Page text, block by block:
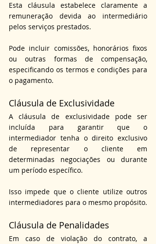
Esta cláusula estabelece claramente a
remuneração devida ao intermediário
pelos serviços prestados.
Pode incluir comissões, honorários fixos
ou outras formas de compensação,
especificando os termos e condições para
o pagamento.
Cláusula de Exclusividade
A cláusula de exclusividade pode ser
incluída para garantir que o
intermediador tenha o direito exclusivo
de representar o cliente em
determinadas negociações ou durante
um período específico.
Isso impede que o cliente utilize outros
intermediadores para o mesmo propósito.
Cláusula de Penalidades
Em caso de violação do contrato, a